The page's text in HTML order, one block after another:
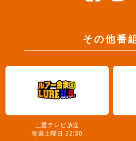
その他番組
三重テレビ放送
毎週土曜日 22:30